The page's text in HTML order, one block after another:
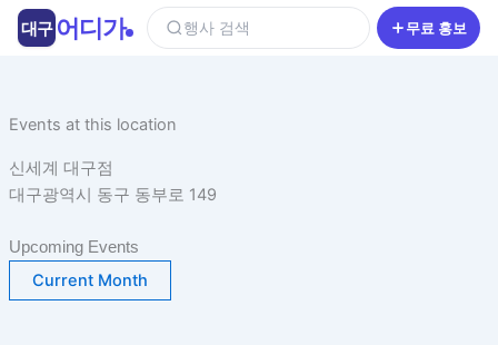
건
뛰
기
Events at this location
신세계 대구점
대구광역시 동구 동부로 149
Upcoming Events
Current Month
대구 어디가 행사 검색 무료 홍보